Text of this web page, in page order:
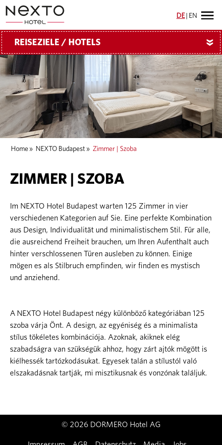
DE EN
REISEZIELE / HOTELS »
Home » NEXTO Budapest » Zimmer | Szoba
ZIMMER | SZOBA
Im NEXTO Hotel Budapest warten 125 Zimmer in vier
verschiedenen Kategorien auf Sie. Eine perfekte Kombination
aus Design, Individualität und minimalistischem Stil. Für alle,
die ausreichend Freiheit brauchen, um Ihren Aufenthalt auch
hinter verschlossenen Türen ausleben zu können. Einige
mögen es als Stilbruch empfinden, wir finden es mystisch
und anziehend.
A NEXTO Hotel Budapest négy különböző kategóriában 125
szoba várja Önt. A design, az egyéniség és a minimalista
stílus tökéletes kombinációja. Azoknak, akiknek elég
szabadságra van szükségük ahhoz, hogy zárt ajtók mögött is
kiélhessék tartózkodásukat. Egyesek talán a stílustól való
elszakadásnak tartják, mi misztikusnak és vonzónak találjuk.
© 2026 DORMERO Hotel AG